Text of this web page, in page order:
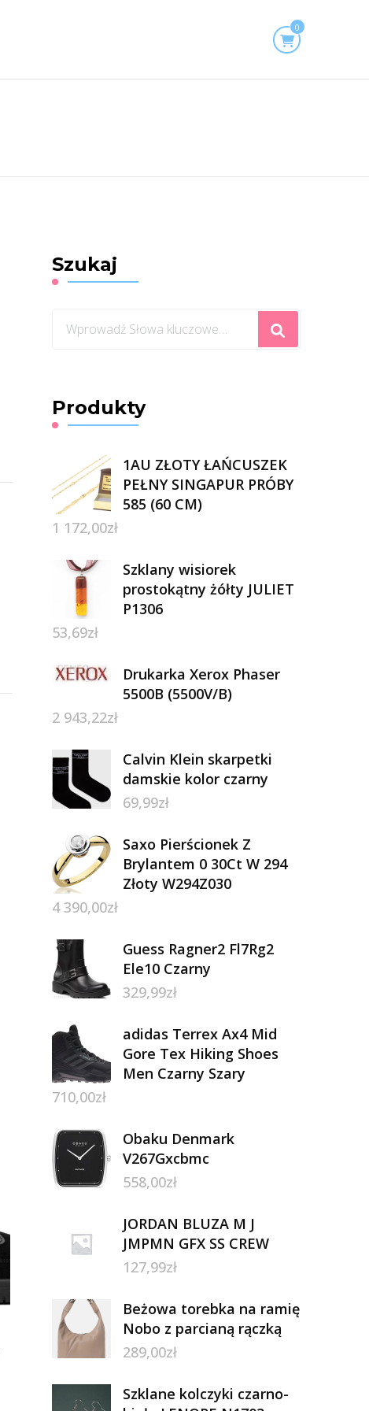
0
Szukaj
Szukasz
Produkty
1AU ZŁOTY ŁAŃCUSZEK
PEŁNY SINGAPUR PRÓBY
585 (60 CM)
1 172,00zł
Szklany wisiorek
prostokątny żółty JULIET
P1306
53,69zł
Drukarka Xerox Phaser
5500B (5500V/B)
2 943,22zł
Calvin Klein skarpetki
damskie kolor czarny
69,99zł
Saxo Pierścionek Z
Brylantem 0 30Ct W 294
Złoty W294Z030
4 390,00zł
Guess Ragner2 Fl7Rg2
Ele10 Czarny
329,99zł
adidas Terrex Ax4 Mid
Gore Tex Hiking Shoes
Men Czarny Szary
710,00zł
Obaku Denmark
V267Gxcbmc
558,00zł
JORDAN BLUZA M J
JMPMN GFX SS CREW
127,99zł
Beżowa torebka na ramię
Nobo z parcianą rączką
289,00zł
Szklane kolczyki czarno-